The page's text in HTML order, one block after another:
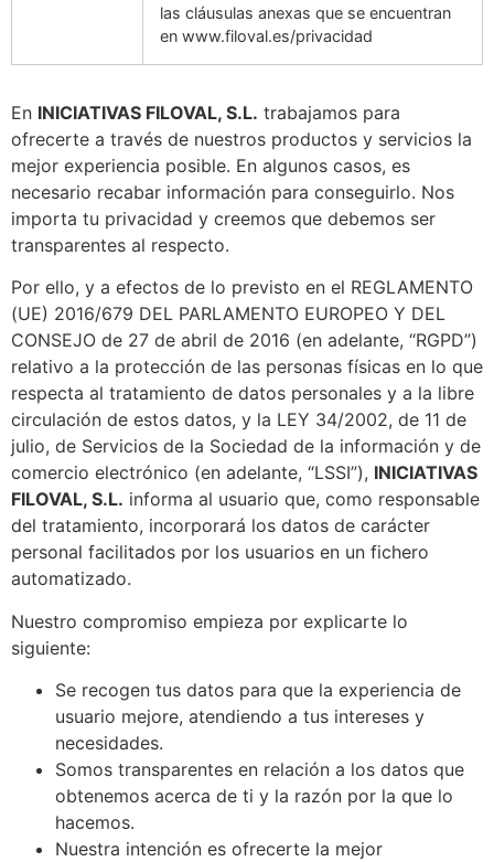
las cláusulas anexas que se encuentran
en www.filoval.es/privacidad
En INICIATIVAS FILOVAL, S.L. trabajamos para
ofrecerte a través de nuestros productos y servicios la
mejor experiencia posible. En algunos casos, es
necesario recabar información para conseguirlo. Nos
importa tu privacidad y creemos que debemos ser
transparentes al respecto.
Por ello, y a efectos de lo previsto en el REGLAMENTO
(UE) 2016/679 DEL PARLAMENTO EUROPEO Y DEL
CONSEJO de 27 de abril de 2016 (en adelante, “RGPD”)
relativo a la protección de las personas físicas en lo que
respecta al tratamiento de datos personales y a la libre
circulación de estos datos, y la LEY 34/2002, de 11 de
julio, de Servicios de la Sociedad de la información y de
comercio electrónico (en adelante, “LSSI”), INICIATIVAS
FILOVAL, S.L. informa al usuario que, como responsable
del tratamiento, incorporará los datos de carácter
personal facilitados por los usuarios en un fichero
automatizado.
Nuestro compromiso empieza por explicarte lo
siguiente:
Se recogen tus datos para que la experiencia de
usuario mejore, atendiendo a tus intereses y
necesidades.
Somos transparentes en relación a los datos que
obtenemos acerca de ti y la razón por la que lo
hacemos.
Nuestra intención es ofrecerte la mejor